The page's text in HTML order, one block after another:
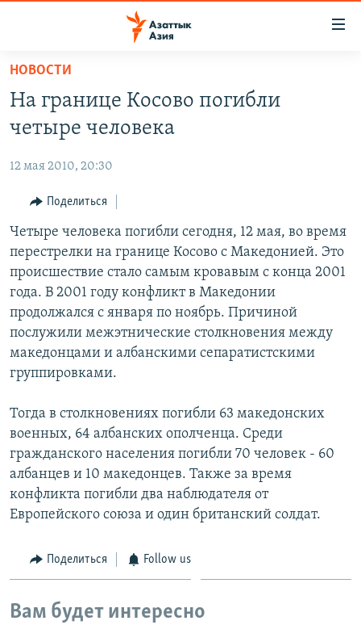
Вернуться
основному
содержанию
навигации
Вернутся
поиску
КАЗАХСТАН
УЗБЕКИСТАН
ТАДЖИКИСТАН
НОВОСТИ
ВОЙНА В УКРАИНЕ
НА ДРУГИХ ЯЗЫКАХ
ҚАЗАҚША
КЫРГЫЗЧА
ЎЗБЕКЧА
ТОҶИКӢ
TÜRKMENÇE
Все сайты РСЕ/РС
НОВОСТИ
На границе Косово погибли
четыре человека
12 мая 2010, 20:30
Поделиться
Четыре человека погибли сегодня, 12 мая, во время
перестрелки на границе Косово с Македонией. Это
происшествие стало самым кровавым с конца 2001
года. В 2001 году конфликт в Македонии
продолжался с января по ноябрь. Причиной
послужили межэтнические столкновения между
македонцами и албанскими сепаратистскими
группировками.
Тогда в столкновениях погибли 63 македонских
военных, 64 албанских ополченца. Среди
гражданского населения погибли 70 человек - 60
албанцев и 10 македонцев. Также за время
конфликта погибли два наблюдателя от
Европейского союза и один британский солдат.
Поделиться Follow us
Вам будет интересно